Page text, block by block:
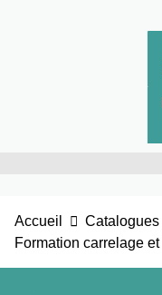
Accueil
Formation carrelage